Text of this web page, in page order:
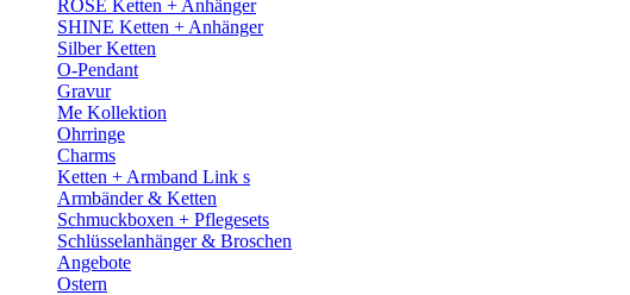
ROSE Ketten + Anhänger
SHINE Ketten + Anhänger
Silber Ketten
O-Pendant
Gravur
Me Kollektion
Ohrringe
Charms
Ketten + Armband Link s
Armbänder & Ketten
Schmuckboxen + Pflegesets
Schlüsselanhänger & Broschen
Angebote
Ostern